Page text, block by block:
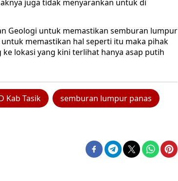
juga tidak menyarankan untuk di
Geologi untuk memastikan semburan lumpur
memastikan hal seperti itu maka pihak
lokasi yang kini terlihat hanya asap putih
Kab Tasik semburan lumpur panas